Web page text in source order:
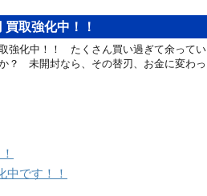
取強化中！！
強化中！！ たくさん買い過ぎて余って
？ 未開封なら、その替刃、お金に変わっ
です！！